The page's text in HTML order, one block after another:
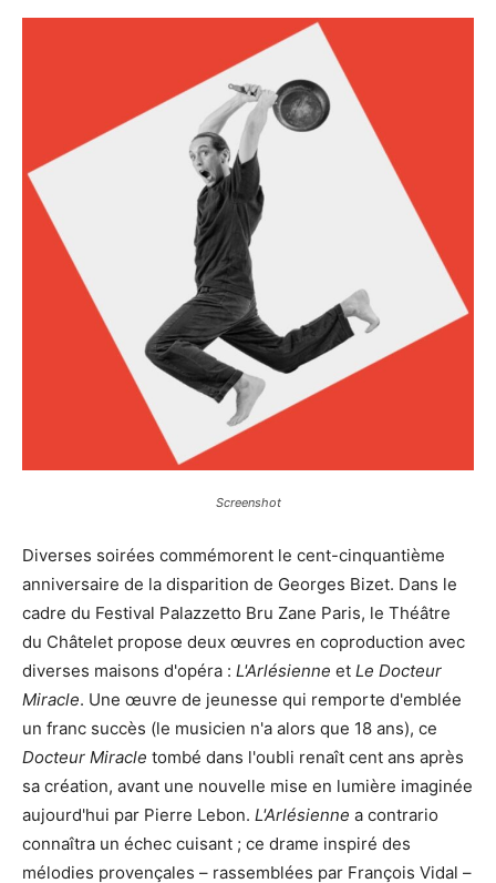
Screenshot
Diverses soirées commémorent le cent-cinquantième
anniversaire de la disparition de Georges Bizet. Dans le
cadre du Festival Palazzetto Bru Zane Paris, le Théâtre
du Châtelet propose deux œuvres en coproduction avec
diverses maisons d'opéra : L'Arlésienne et Le Docteur
Miracle. Une œuvre de jeunesse qui remporte d'emblée
un franc succès (le musicien n'a alors que 18 ans), ce
Docteur Miracle tombé dans l'oubli renaît cent ans après
sa création, avant une nouvelle mise en lumière imaginée
aujourd'hui par Pierre Lebon. L'Arlésienne a contrario
connaîtra un échec cuisant ; ce drame inspiré des
mélodies provençales – rassemblées par François Vidal –